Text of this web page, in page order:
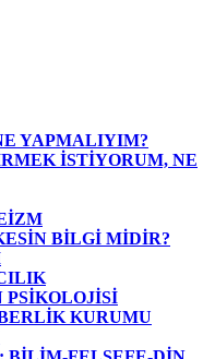
YAPMALIYIM?
İSTİYORUM, NE
BİLGİ MİDİR?
KURUMU